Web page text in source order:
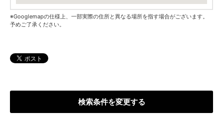
※Googlemapの仕様上、一部実際の住所と異なる場所を指す場合がございます。
予めご了承ください。
検索条件を変更する